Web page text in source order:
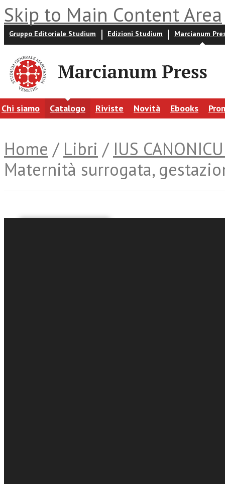
Skip to Main Content Area
Gruppo Editoriale Studium Edizioni Studium Marcianum
Chi siamo Catalogo Riviste Novità Ebooks
Home / Libri / IUS
Maternità surrogata,